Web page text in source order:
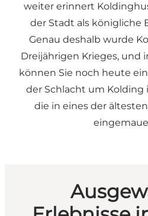
weiter erinnert
der Stadt als königliche
Genau deshalb wurde
Dreijährigen Krieges, und
können Sie noch heute
der Schlacht um Kolding
die in eines der